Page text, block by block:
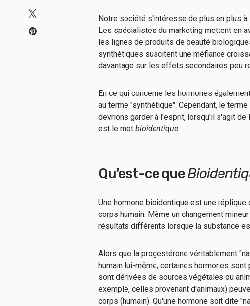
Notre société s'intéresse de plus en plus
Les spécialistes du marketing mettent en
les lignes de produits de beauté
synthétiques suscitent une méfiance
davantage sur les effets secondaires peu
En ce qui concerne les hormones
au terme "synthétique". Cependant, le
devrions garder à l'esprit, lorsqu'il s'agit de
est le mot bioidentique.
Qu'est-ce que
Une hormone bioidentique est une
corps humain. Même un changement
résultats différents lorsque la substance
Alors que la progestérone véritablement
humain lui-même, certaines hormones
sont dérivées de sources végétales ou
exemple, celles provenant d'animaux)
corps (humain). Qu'une hormone soit dite